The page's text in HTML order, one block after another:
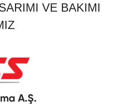
VE BAKIMI